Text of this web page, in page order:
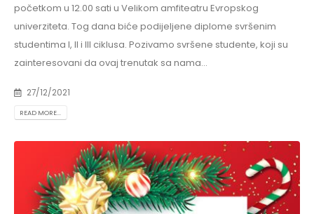
početkom u 12.00 sati u Velikom amfiteatru Evropskog
univerziteta. Tog dana biće podijeljene diplome svršenim
studentima I, II i III ciklusa. Pozivamo svršene studente, koji su
zainteresovani da ovaj trenutak sa nama...
27/12/2021
READ MORE...